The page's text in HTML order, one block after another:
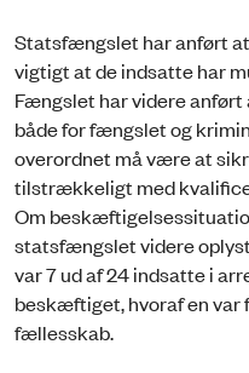
Statsfængslet har anført
vigtigt at de indsatte har
Fængslet har videre
både for fængslet og
overordnet må være at
tilstrækkeligt med
Om
statsfængslet videre
var 7 ud af 24 indsatte i
beskæftiget, hvoraf en
fællesskab.